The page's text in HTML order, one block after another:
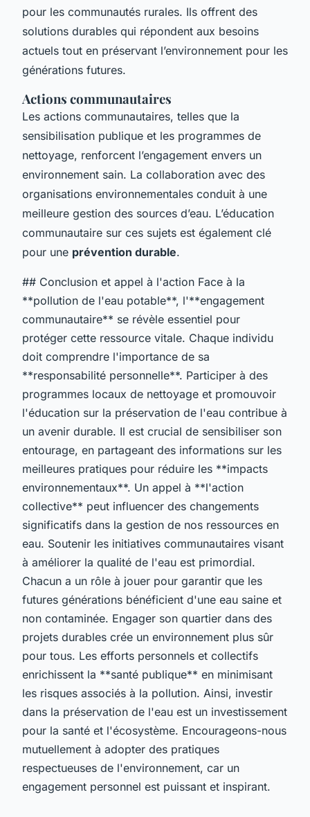
pour les communautés rurales. Ils offrent des
solutions durables qui répondent aux besoins
actuels tout en préservant l’environnement pour les
générations futures.
Actions communautaires
Les actions communautaires, telles que la
sensibilisation publique et les programmes de
nettoyage, renforcent l’engagement envers un
environnement sain. La collaboration avec des
organisations environnementales conduit à une
meilleure gestion des sources d’eau. L’éducation
communautaire sur ces sujets est également clé
pour une prévention durable.
## Conclusion et appel à l'action Face à la
**pollution de l'eau potable**, l'**engagement
communautaire** se révèle essentiel pour
protéger cette ressource vitale. Chaque individu
doit comprendre l'importance de sa
**responsabilité personnelle**. Participer à des
programmes locaux de nettoyage et promouvoir
l'éducation sur la préservation de l'eau contribue à
un avenir durable. Il est crucial de sensibiliser son
entourage, en partageant des informations sur les
meilleures pratiques pour réduire les **impacts
environnementaux**. Un appel à **l'action
collective** peut influencer des changements
significatifs dans la gestion de nos ressources en
eau. Soutenir les initiatives communautaires visant
à améliorer la qualité de l'eau est primordial.
Chacun a un rôle à jouer pour garantir que les
futures générations bénéficient d'une eau saine et
non contaminée. Engager son quartier dans des
projets durables crée un environnement plus sûr
pour tous. Les efforts personnels et collectifs
enrichissent la **santé publique** en minimisant
les risques associés à la pollution. Ainsi, investir
dans la préservation de l'eau est un investissement
pour la santé et l'écosystème. Encourageons-nous
mutuellement à adopter des pratiques
respectueuses de l'environnement, car un
engagement personnel est puissant et inspirant.